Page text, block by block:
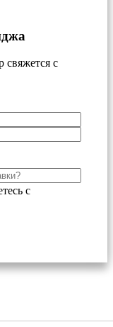
с
с